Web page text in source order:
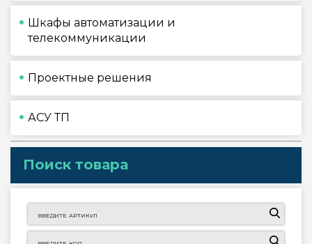
Шкафы автоматизации и
телекоммуникации
Проектные решения
АСУ ТП
Поиск товара